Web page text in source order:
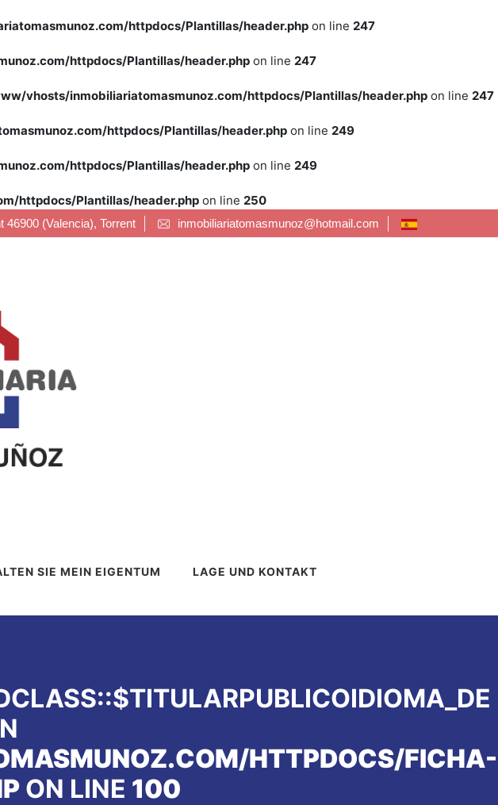
httpdocs/Plantillas/header.php on line 247
httpdocs/Plantillas/header.php on line 247
vhosts/inmobiliariatomasmunoz.com/httpdocs/Plantillas/header.php on line 247
httpdocs/Plantillas/header.php on line 249
httpdocs/Plantillas/header.php on line 249
httpdocs/Plantillas/header.php on line 250
46900 (Valencia), Torrent inmobiliariatomasmunoz@hotmail.com
SIE MEIN EIGENTUM LAGE UND KONTAKT
HTTPDOCS/FICHA-
ON LINE 100